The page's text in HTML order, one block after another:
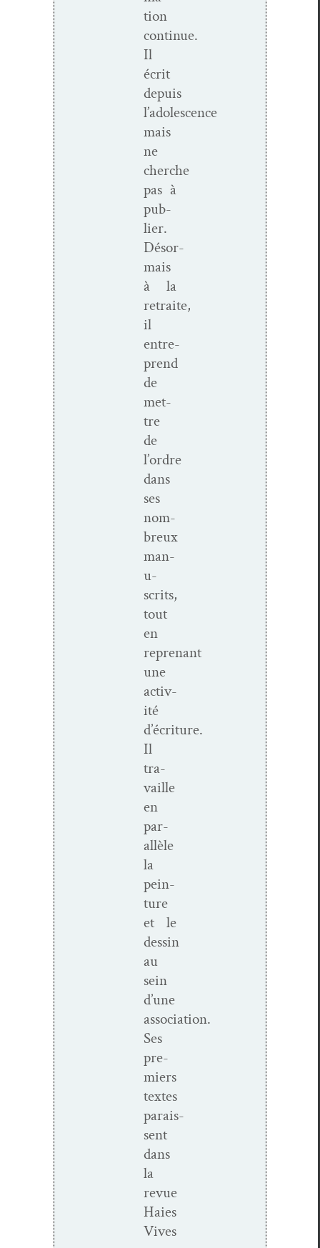
tion
continue.
Il
écrit
depuis
l’adolescence
mais
ne
cherche
pas à
pub­
li­er.
Désor­
mais
à la
retraite,
il
entre­
prend
de
met­
tre
de
l’ordre
dans
ses
nom­
breux
man­
u­
scrits,
tout
en
reprenant
une
activ­
ité
d’écriture.
Il
tra­
vaille
en
par­
al­lèle
la
pein­
ture
et le
dessin
au
sein
d’une
association.
Ses
pre­
miers
textes
parais­
sent
dans
la
revue
Haies
Vives